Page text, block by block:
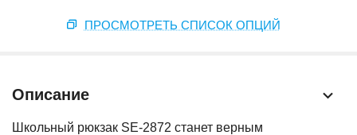
ПРОСМОТРЕТЬ СПИСОК ОПЦИЙ
Описание
Школьный рюкзак SE-2872 станет верным